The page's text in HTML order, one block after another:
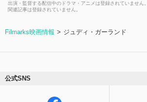
出演・監督する配信中のドラマ・アニメは登録されていません。
関連記事は登録されていません。
Filmarks映画情報 ジュディ・ガーランド
公式SNS